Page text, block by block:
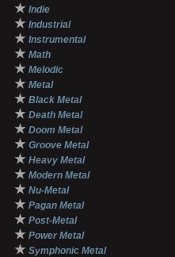
★ Indie
★ Industrial
★ Instrumental
★ Math
★ Melodic
★ Metal
★ Black Metal
★ Death Metal
★ Doom Metal
★ Groove Metal
★ Heavy Metal
★ Modern Metal
★ Nu-Metal
★ Pagan Metal
★ Post-Metal
★ Power Metal
★ Symphonic Metal